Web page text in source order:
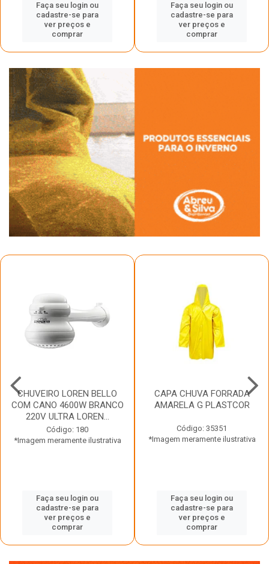
Faça seu login ou
cadastre-se para
ver preços e
comprar
Faça seu login ou
cadastre-se para
ver preços e
comprar
CHUVEIRO LOREN BELLO
COM CANO 4600W BRANCO
220V ULTRA LOREN...
Código: 180
*Imagem meramente ilustrativa
Faça seu login ou
cadastre-se para
ver preços e
comprar
CAPA CHUVA FORRADA
AMARELA G PLASTCOR
Código: 35351
*Imagem meramente ilustrativa
Faça seu login ou
cadastre-se para
ver preços e
comprar